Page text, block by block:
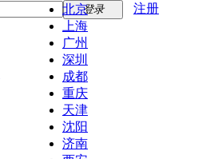
北京
上海
广州
深圳
成都
重庆
天津
沈阳
济南
登录
注册